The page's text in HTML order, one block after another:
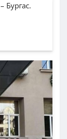
Бургас.